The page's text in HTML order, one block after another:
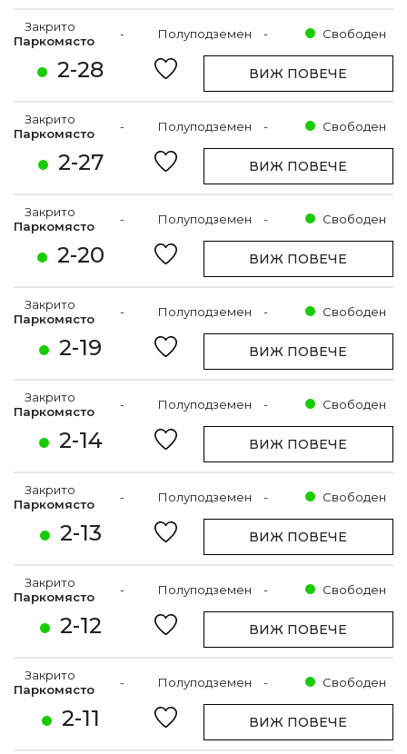
2-28
Закрито
Паркомясто
- Полуподземен - Свободен
ВИЖ ПОВЕЧЕ
2-27
Закрито
Паркомясто
- Полуподземен - Свободен
ВИЖ ПОВЕЧЕ
2-20
Закрито
Паркомясто
- Полуподземен - Свободен
ВИЖ ПОВЕЧЕ
2-19
Закрито
Паркомясто
- Полуподземен - Свободен
ВИЖ ПОВЕЧЕ
2-14
Закрито
Паркомясто
- Полуподземен - Свободен
ВИЖ ПОВЕЧЕ
2-13
Закрито
Паркомясто
- Полуподземен - Свободен
ВИЖ ПОВЕЧЕ
2-12
Закрито
Паркомясто
- Полуподземен - Свободен
ВИЖ ПОВЕЧЕ
2-11
Закрито
Паркомясто
- Полуподземен - Свободен
ВИЖ ПОВЕЧЕ